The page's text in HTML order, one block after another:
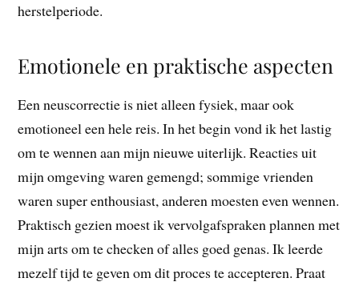
herstelperiode.
Emotionele en praktische aspecten
Een neuscorrectie is niet alleen fysiek, maar ook
emotioneel een hele reis. In het begin vond ik het lastig
om te wennen aan mijn nieuwe uiterlijk. Reacties uit
mijn omgeving waren gemengd; sommige vrienden
waren super enthousiast, anderen moesten even wennen.
Praktisch gezien moest ik vervolgafspraken plannen met
mijn arts om te checken of alles goed genas. Ik leerde
mezelf tijd te geven om dit proces te accepteren. Praat